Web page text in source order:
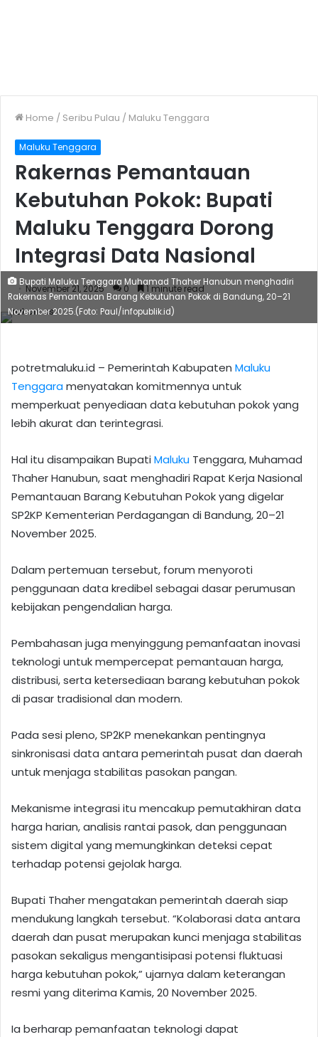
Home / Seribu Pulau / Maluku Tenggara
Maluku Tenggara
Rakernas Pemantauan
Kebutuhan Pokok: Bupati
Maluku Tenggara Dorong
Integrasi Data Nasional
November 21, 2025 0 1 minute read
Bupati Maluku Tenggara Muhamad Thaher Hanubun menghadiri
Rakernas Pemantauan Barang Kebutuhan Pokok di Bandung, 20–21
November 2025.(Foto: Paul/infopublik.id)
potretmaluku.id – Pemerintah Kabupaten Maluku
Tenggaramenyatakan komitmennya untuk
memperkuat penyediaan data kebutuhan pokok yang
lebih akurat dan terintegrasi.
Hal itu disampaikan BupatiMaluku Tenggara, Muhamad
Thaher Hanubun, saat menghadiri Rapat Kerja Nasional
Pemantauan Barang Kebutuhan Pokok yang digelar
SP2KP Kementerian Perdagangan di Bandung, 20–21
November 2025.
Dalam pertemuan tersebut, forum menyoroti
penggunaan data kredibel sebagai dasar perumusan
kebijakan pengendalian harga.
Pembahasan juga menyinggung pemanfaatan inovasi
teknologi untuk mempercepat pemantauan harga,
distribusi, serta ketersediaan barang kebutuhan pokok
di pasar tradisional dan modern.
Pada sesi pleno, SP2KP menekankan pentingnya
sinkronisasi data antara pemerintah pusat dan daerah
untuk menjaga stabilitas pasokan pangan.
Mekanisme integrasi itu mencakup pemutakhiran data
harga harian, analisis rantai pasok, dan penggunaan
sistem digital yang memungkinkan deteksi cepat
terhadap potensi gejolak harga.
Bupati Thaher mengatakan pemerintah daerah siap
mendukung langkah tersebut. “Kolaborasi data antara
daerah dan pusat merupakan kunci menjaga stabilitas
pasokan sekaligus mengantisipasi potensi fluktuasi
harga kebutuhan pokok,” ujarnya dalam keterangan
resmi yang diterima Kamis, 20 November 2025.
Ia berharap pemanfaatan teknologi dapat